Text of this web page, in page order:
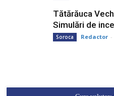
Tătărăuca
Simulări de
Soroca Redactor -